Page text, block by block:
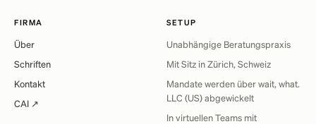
FIRMA
Über
Schriften
Kontakt
CAI ↗
SETUP
Unabhängige Beratungspraxis
Mit Sitz in Zürich, Schweiz
Mandate werden über wait, what.
LLC (US) abgewickelt
In virtuellen Teams mit